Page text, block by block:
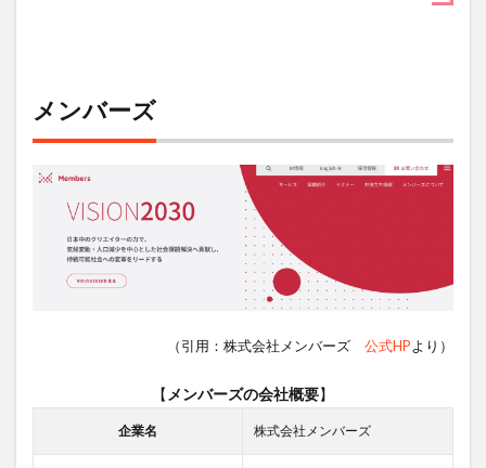
メンバーズ
（引用：株式会社メンバーズ 公式HPより）
【 メンバーズの会社概要】
企業名 株式会社メンバーズ